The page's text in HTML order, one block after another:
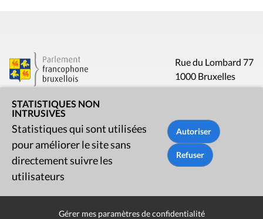
STATISTIQUES NON
INTRUSIVES
Statistiques qui sont utilisées
pour améliorer le site sans
directement suivre les
utilisateurs
Gérer mes paramètres de confidentialité
Rue du Lombard 77
1000 Bruxelles
Contact
Liens utiles